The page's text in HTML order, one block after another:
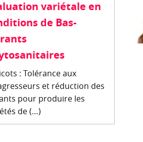
variétale en
de Bas-
: Tolérance aux
et réduction des
pour produire les
de (…)